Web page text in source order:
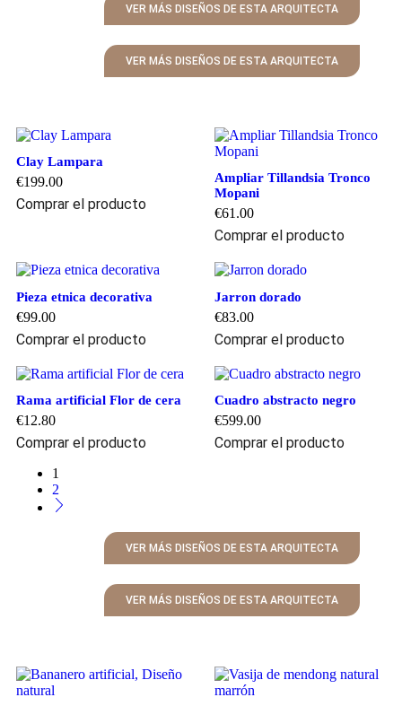
VER MÁS DISEÑOS DE ESTA ARQUITECTA
VER MÁS DISEÑOS DE ESTA ARQUITECTA
Clay Lampara
€199.00
Comprar el producto
Ampliar Tillandsia Tronco
Mopani
€61.00
Comprar el producto
Pieza etnica decorativa
€99.00
Comprar el producto
Jarron dorado
€83.00
Comprar el producto
Rama artificial Flor de cera
€12.80
Comprar el producto
Cuadro abstracto negro
€599.00
Comprar el producto
1
2
VER MÁS DISEÑOS DE ESTA ARQUITECTA
VER MÁS DISEÑOS DE ESTA ARQUITECTA